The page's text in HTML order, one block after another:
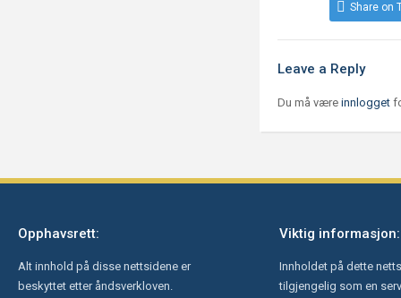
Share on
Leave a Reply
Du må være innlogget
Opphavsrett:
Alt innhold på disse nettsidene er
beskyttet etter åndsverkloven.
Viktig informasjon:
Innholdet på dette
tilgjengelig som en